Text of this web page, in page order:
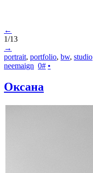
←
1/13
→
portrait, portfolio, bw, studio
neemaign 0# •
Оксана